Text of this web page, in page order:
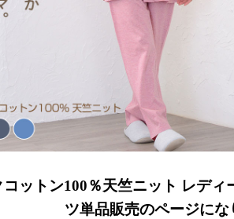
ットン100％天竺ニット レデ
ツ単品販売のページにな